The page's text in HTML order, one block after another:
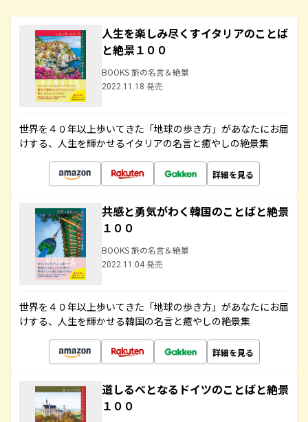
人生を楽しみ尽くすイタリアのことば
と絶景１００
BOOKS 旅の名言＆絶景
2022.11.18 発売
世界を４０年以上歩いてきた「地球の歩き方」があなたにお届
けする、人生を輝かせるイタリアの名言と癒やしの絶景集
詳細を見る
共感と勇気がわく韓国のことばと絶景
１００
BOOKS 旅の名言＆絶景
2022.11.04 発売
世界を４０年以上歩いてきた「地球の歩き方」があなたにお届
けする、人生を輝かせる韓国の名言と癒やしの絶景集
詳細を見る
道しるべとなるドイツのことばと絶景
１００